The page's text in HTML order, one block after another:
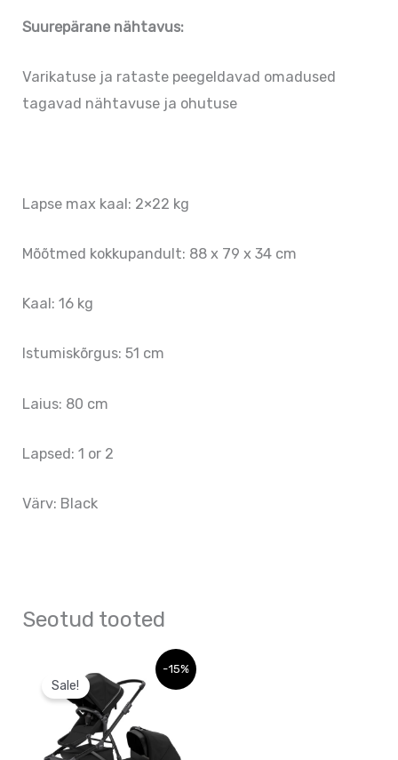
Suurepärane nähtavus:
Varikatuse ja rataste peegeldavad omadused
tagavad nähtavuse ja ohutuse
Lapse max kaal: 2×22 kg
Mõõtmed kokkupandult: 88 x 79 x 34 cm
Kaal: 16 kg
Istumiskõrgus: 51 cm
Laius: 80 cm
Lapsed: 1 or 2
Värv: Black
Seotud tooted
-15%
Sale!
tootel
on
mitu